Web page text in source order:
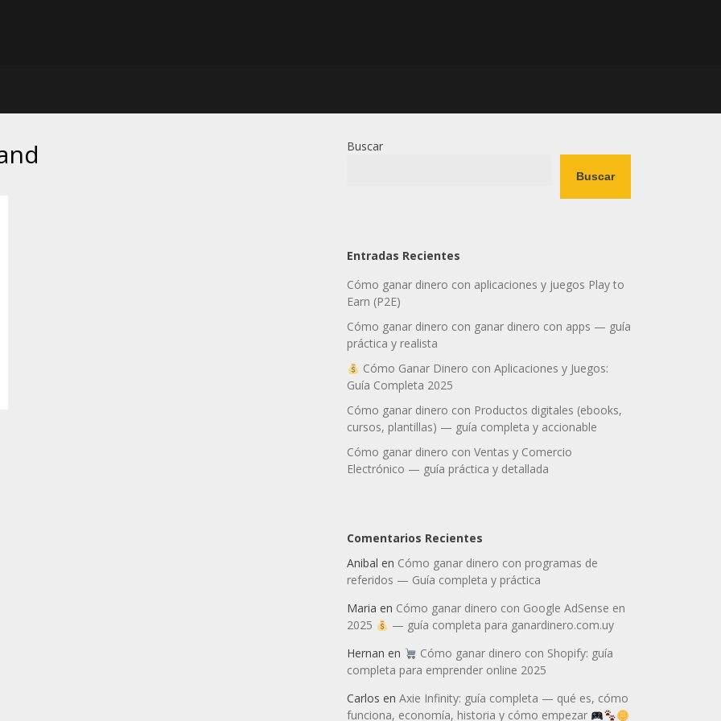
Buscar
Buscar
Entradas Recientes
Cómo ganar dinero con aplicaciones y juegos Play to
Earn (P2E)
Cómo ganar dinero con ganar dinero con apps — guía
práctica y realista
Cómo Ganar Dinero con Aplicaciones y Juegos:
Guía Completa 2025
Cómo ganar dinero con Productos digitales (ebooks,
cursos, plantillas) — guía completa y accionable
Cómo ganar dinero con Ventas y Comercio
Electrónico — guía práctica y detallada
Comentarios Recientes
Anibal en Cómo ganar dinero con programas de
referidos — Guía completa y práctica
Maria en Cómo ganar dinero con Google AdSense en
2025
— guía completa para ganardinero.com.uy
Hernan en
Cómo ganar dinero con Shopify: guía
completa para emprender online 2025
Carlos en Axie Infinity: guía completa — qué es, cómo
funciona, economía, historia y cómo empezar